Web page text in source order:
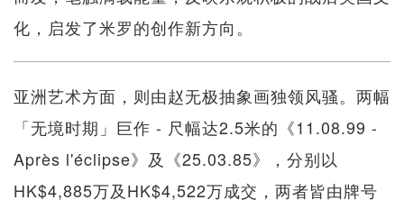
化，启发了米罗的创作新方向。
亚洲艺术方面，则由赵无极抽象画独领风骚。两幅
「无境时期」巨作 - 尺幅达2.5米的《11.08.99 -
Après l'éclipse》及《25.03.85》，分别以
HK$4,885万及HK$4,522万成交，两者皆由牌号